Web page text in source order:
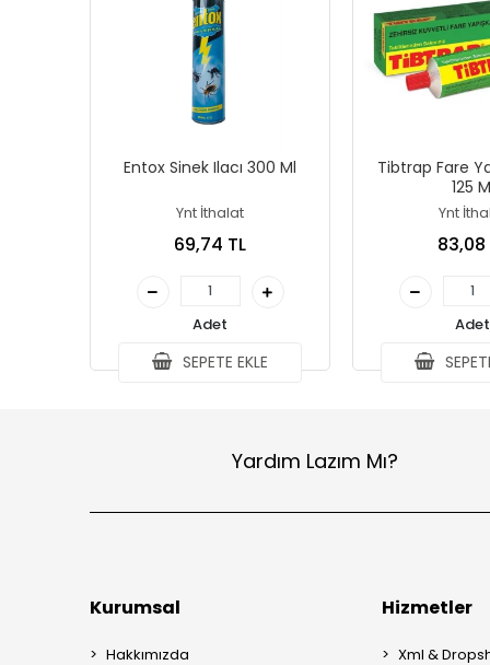
Entox Sinek Ilacı 300 Ml
Ynt İthalat
69,74 TL
Adet
SEPETE EKLE
Tibtrap Fare
125
Ynt
83,08
Adet
Yardım Lazım Mı?
Kurumsal
Hakkımızda
Hizmetler
Xml &